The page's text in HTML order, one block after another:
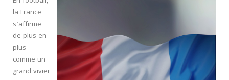
la France
s’affirme
de plus en
plus
comme un
grand vivier